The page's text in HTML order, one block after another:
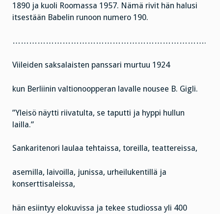
1890 ja kuoli Roomassa 1957. Nämä rivit hän halusi
itsestään Babelin runoon numero 190.
…………………………………………………………….
Viileiden saksalaisten panssari murtuu 1924
kun Berliinin valtionoopperan lavalle nousee B. Gigli.
”Yleisö näytti riivatulta, se taputti ja hyppi hullun
lailla.”
Sankaritenori laulaa tehtaissa, toreilla, teattereissa,
asemilla, laivoilla, junissa, urheilukentillä ja
konserttisaleissa,
hän esiintyy elokuvissa ja tekee studiossa yli 400